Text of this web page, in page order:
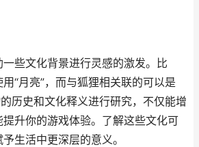
些文化背景进行灵感的激发。比
“月亮”，而与狐狸相关联的可以是
历史和文化释义进行研究，不仅能增
升你的游戏体验。了解这些文化可
生活中更深层的意义。